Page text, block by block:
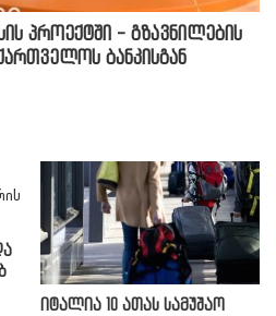
პროექტში - გზავნილების
ბანკისგან
იტალია 10 ათას სამუშაო